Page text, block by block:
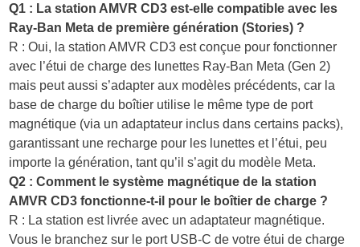
Q1 : La station AMVR CD3 est-elle compatible avec les
Ray-Ban Meta de première génération (Stories) ?
R : Oui, la station AMVR CD3 est conçue pour fonctionner
avec l’étui de charge des lunettes Ray-Ban Meta (Gen 2)
mais peut aussi s’adapter aux modèles précédents, car la
base de charge du boîtier utilise le même type de port
magnétique (via un adaptateur inclus dans certains packs),
garantissant une recharge pour les lunettes et l’étui, peu
importe la génération, tant qu’il s’agit du modèle Meta.
Q2 : Comment le système magnétique de la station
AMVR CD3 fonctionne-t-il pour le boîtier de charge ?
R : La station est livrée avec un adaptateur magnétique.
Vous le branchez sur le port USB-C de votre étui de charge